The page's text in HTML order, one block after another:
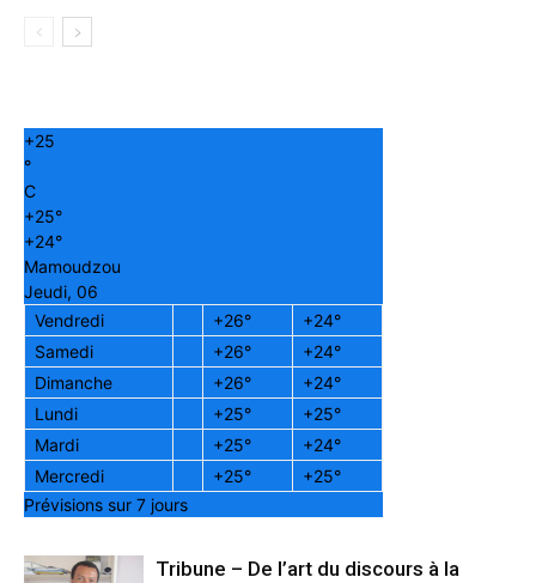
+25
°
C
+25°
+24°
Mamoudzou
Jeudi, 06
Vendredi
+26° +24°
Samedi
+26° +24°
Dimanche
+26° +24°
Lundi
+25° +25°
Mardi
+25° +24°
Mercredi
+25° +25°
Prévisions sur 7 jours
Tribune – De l’art du discours à la